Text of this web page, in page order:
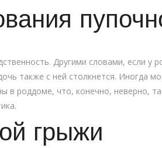
Другими словами, если
также с ней столкнется. Иногда
в роддоме, что, конечно, неверно,
грыжи